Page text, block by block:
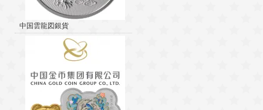
中国雲龍図銀貨